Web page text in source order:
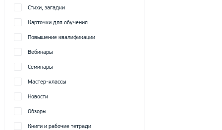
Стихи, загадки
Карточки для обучения
Повышение квалификации
Вебинары
Семинары
Мастер-классы
Новости
Обзоры
Книги и рабочие тетради